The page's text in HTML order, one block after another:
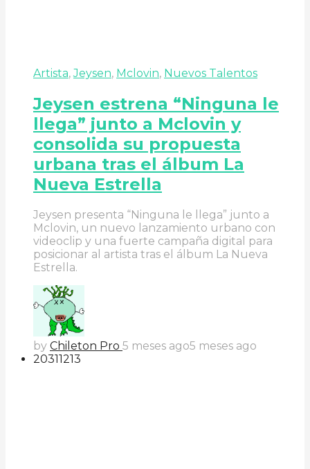
Artista,Jeysen, Mclovin, Nuevos Talentos
Jeysen estrena “Ninguna le
llega” junto a Mclovin y
consolida su propuesta
urbana tras el álbum La
Nueva Estrella
Jeysen presenta “Ninguna le llega” junto a
Mclovin, un nuevo lanzamiento urbano con
videoclip y una fuerte campaña digital para
posicionar al artista tras el álbum La Nueva
Estrella.
by Chileton Pro 5 meses ago5 meses ago
20311213